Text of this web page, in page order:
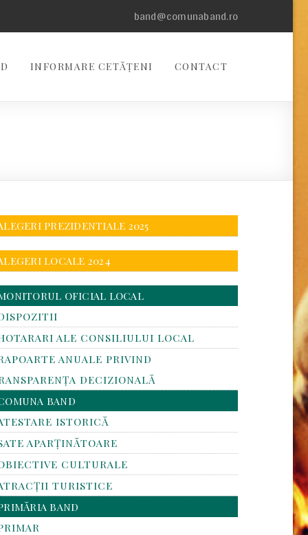
band@comunaband.ro
INFORMARE CETĂȚENI CONTACT
PREZIDENTIALE 2025
LOCALE 2024
OFICIAL LOCAL
ALE CONSILIULUI LOCAL
ANUALE PRIVIND
DECIZIONALĂ
BAND
ISTORICĂ
APARȚINĂTOARE
CULTURALE
TURISTICE
BAND